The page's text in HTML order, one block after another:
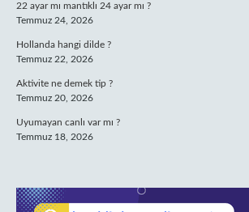
22 ayar mı mantıklı 24 ayar mı ?
Temmuz 24, 2026
Hollanda hangi dilde ?
Temmuz 22, 2026
Aktivite ne demek tip ?
Temmuz 20, 2026
Uyumayan canlı var mı ?
Temmuz 18, 2026